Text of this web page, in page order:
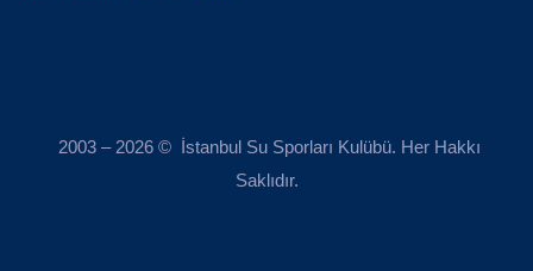
2003 – 2026 © İstanbul Su Sporları Kulübü. Her Hakkı
Saklıdır.